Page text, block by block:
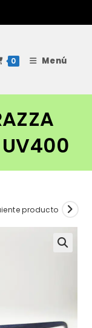
0 Menú
producto